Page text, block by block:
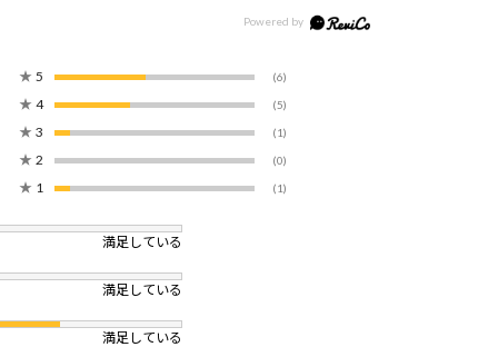
★ 5 (6)
★ 4 (5)
★ 3 (1)
★ 2 (0)
★ 1 (1)
満足している
満足している
満足している